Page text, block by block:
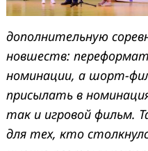
дополнительную
новшеств:
номинации, а шорт-
присылать в
так и игровой фильм.
для тех, кто